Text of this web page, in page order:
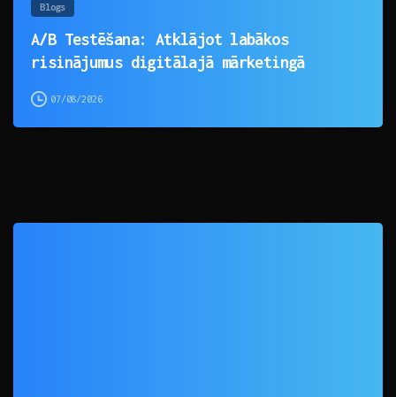
Blogs
A/B Testēšana: Atklājot labākos
risinājumus digitālajā mārketingā
07/08/2026